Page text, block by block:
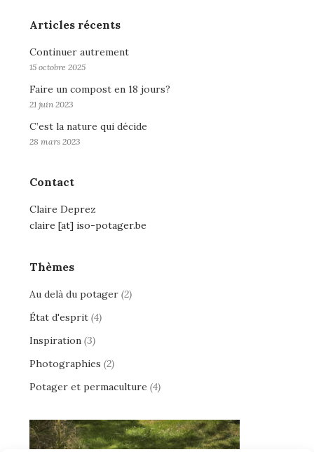
Articles récents
Continuer autrement
15 octobre 2025
Faire un compost en 18 jours?
21 juin 2023
C’est la nature qui décide
28 mars 2023
Contact
Claire Deprez
claire [at] iso-potager.be
Thèmes
Au delà du potager (2)
État d'esprit (4)
Inspiration (3)
Photographies (2)
Potager et permaculture (4)